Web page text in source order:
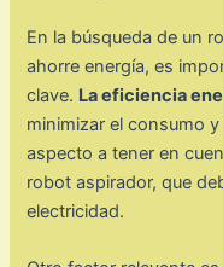
En la búsqueda de un
ahorre energía, es
clave. La eficiencia
minimizar el consumo
aspecto a tener en
robot aspirador, que
electricidad.